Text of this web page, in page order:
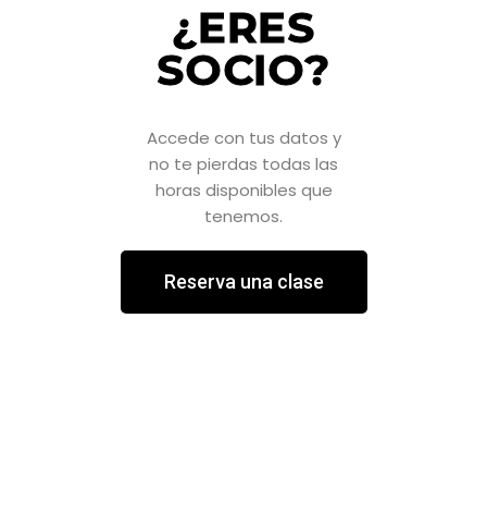
¿ERES
SOCIO?
Accede con tus datos y
no te pierdas todas las
horas disponibles que
tenemos.
Reserva una clase